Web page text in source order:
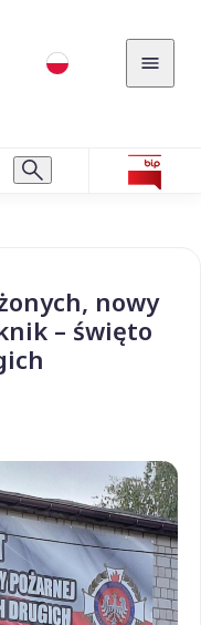
nowy
– święto